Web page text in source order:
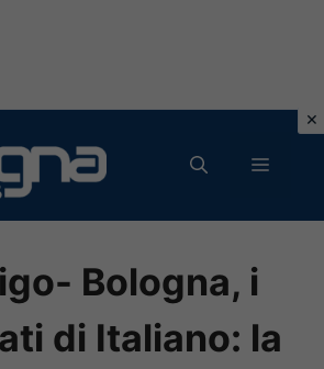
MENU
Bologna, i
di Italiano: la